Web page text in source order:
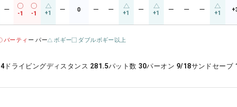
ー
-1 -1 +1 ー 0 ー ー +1 ー +1 ー ー ー +1
バーティ ー パー ボギー ダブルボギー以上
ドライビングディスタンス 281.5パット数 30パーオン 9/18サンドセーブ